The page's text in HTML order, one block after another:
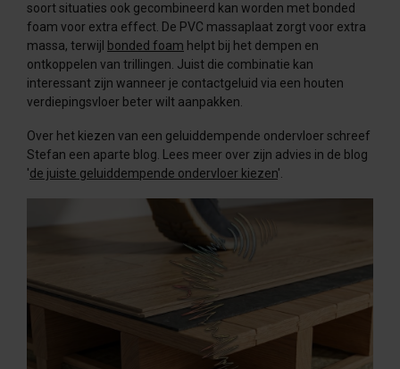
soort situaties ook gecombineerd kan worden met bonded
foam voor extra effect. De PVC massaplaat zorgt voor extra
massa, terwijl bonded foam helpt bij het dempen en
ontkoppelen van trillingen. Juist die combinatie kan
interessant zijn wanneer je contactgeluid via een houten
verdiepingsvloer beter wilt aanpakken.
Over het kiezen van een geluiddempende ondervloer schreef
Stefan een aparte blog. Lees meer over zijn advies in de blog
'de juiste geluiddempende ondervloer kiezen'.